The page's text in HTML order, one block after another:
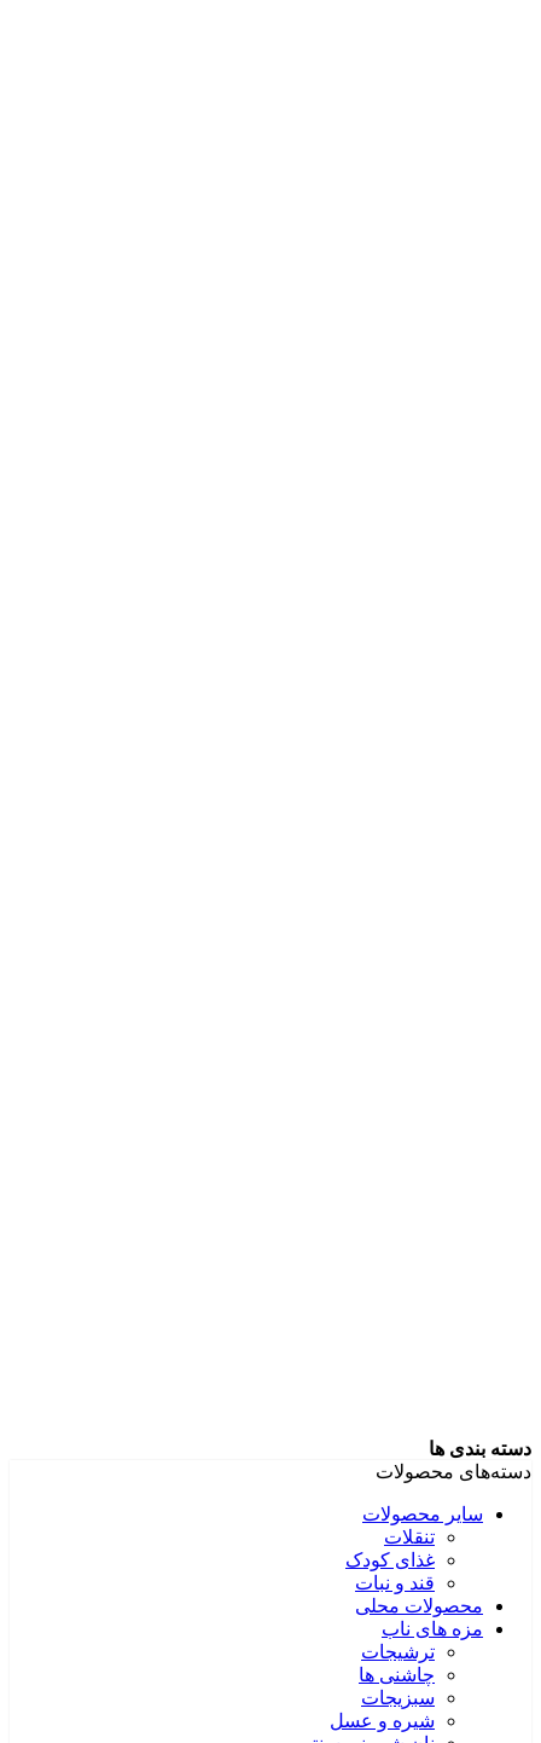
دسته بندی ها
دسته‌های محصولات
سایر محصولات
تنقلات
غذای کودک
قند و نبات
محصولات محلی
مزه های ناب
ترشیجات
چاشنی ها
سبزیجات
شیره و عسل